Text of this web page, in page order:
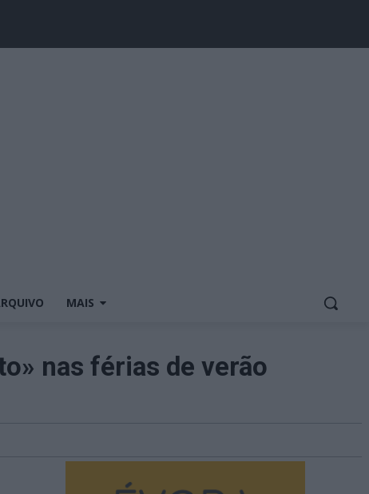
MAIS
nas férias de verão